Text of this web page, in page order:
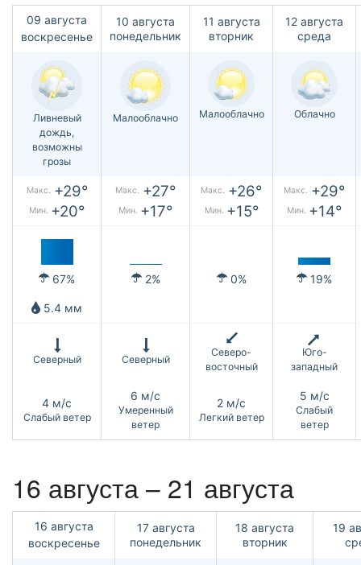
09 августа
воскресенье
10 августа
понедельник
11 августа
вторник
12 августа
среда
Ливневый
дождь,
возможны
грозы
Малооблачно Малооблачно Облачно
Макс. +29°
Мин. +20°
Макс. +27°
Мин. +17°
Макс. +26°
Мин. +15°
Макс. +29°
Мин. +14°
67% 2% 0% 19%
5.4 мм
Северный Северный
Северо-
восточный
Юго-
западный
4 м/с
Слабый ветер
6 м/с
Умеренный
ветер
2 м/с
Легкий ветер
5 м/с
Слабый
ветер
16 августа – 21 августа
16 августа
воскресенье
17 августа
понедельник
18 августа
вторник
19